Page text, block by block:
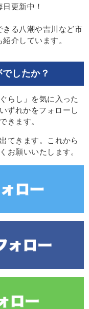
更新中！
きる八潮や吉川など市
介しています。
したか？
らし」を気に入った
ずれかをフォローし
きます。
てきます。これから
お願いいたします。